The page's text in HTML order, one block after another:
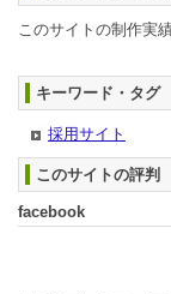
このサイトの制作実
キーワード・タグ
採用サイト
このサイトの評判
facebook